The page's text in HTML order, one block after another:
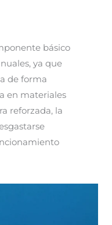
básico
ya que
de forma
en materiales
reforzada, la